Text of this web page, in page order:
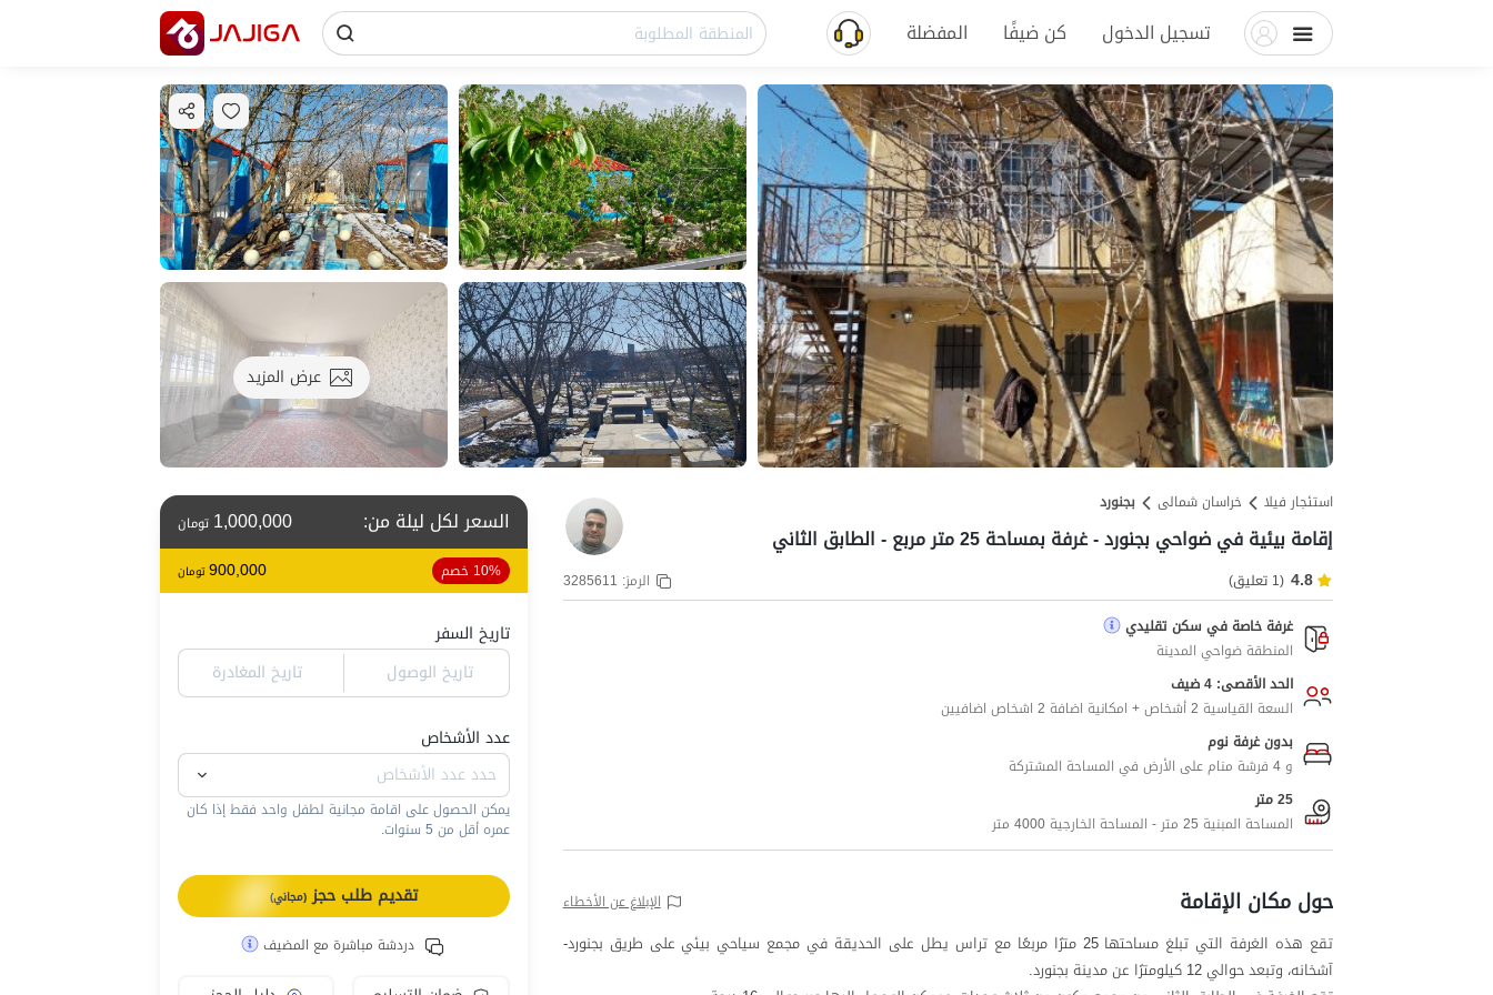
تسجيل الدخول كن ضيفًا المفضلة
عرض المزيد
استئجار فيلا خراسان شمالی بجنورد
إقامة بيئية في ضواحي بجنورد - غرفة بمساحة 25 متر مربع - الطابق الثاني
4.8 (1 تعليق) الرمز: 3285611
غرفة خاصة في سكن تقليدي
المنطقة ضواحي المدينة
الحد الأقصى: 4 ضيف
السعة القياسية 2 أشخاص + امكانية اضافة 2 اشخاص اضافيين
بدون غرفة نوم
و 4 فرشة منام على الأرض في المساحة المشتركة
25 متر
المساحة المبنية 25 متر - المساحة الخارجية 4000 متر
حول مكان الإقامة الإبلاغ عن الأخطاء
تقع هذه الغرفة التي تبلغ مساحتها 25 مترًا مربعًا مع تراس يطل على الحديقة في مجمع سياحي بيئي على طريق بجنورد-
آشخانه، وتبعد حوالي 12 كيلومترًا عن مدينة بجنورد.
السعر لكل ليلة من:
1,000,000 تومان
10% خصم 900,000تومان
تاريخ السفر
تاريخ الوصول
تاريخ المغادرة
عدد الأشخاص
يمكن الحصول على اقامة مجانية لطفل واحد فقط إذا كان
عمره أقل من 5 سنوات.
تقديم طلب حجز(مجاني)
دردشة مباشرة مع المضيف